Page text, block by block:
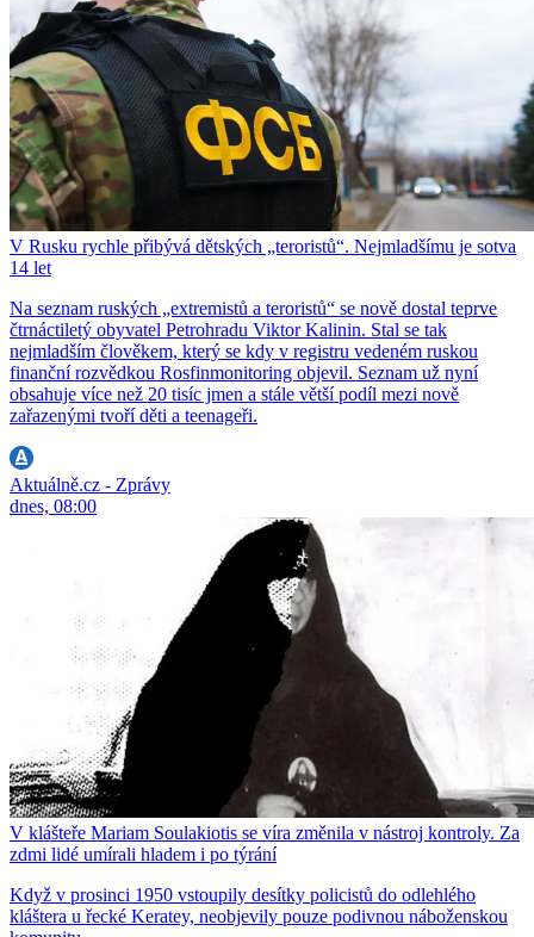
V Rusku rychle přibývá dětských „teroristů“. Nejmladšímu je sotva
14 let
Na seznam ruských „extremistů a teroristů“ se nově dostal teprve
čtrnáctiletý obyvatel Petrohradu Viktor Kalinin. Stal se tak
nejmladším člověkem, který se kdy v registru vedeném ruskou
finanční rozvědkou Rosfinmonitoring objevil. Seznam už nyní
obsahuje více než 20 tisíc jmen a stále větší podíl mezi nově
zařazenými tvoří děti a teenageři.
Aktuálně.cz - Zprávy
dnes, 08:00
V klášteře Mariam Soulakiotis se víra změnila v nástroj kontroly. Za
zdmi lidé umírali hladem i po týrání
Když v prosinci 1950 vstoupily desítky policistů do odlehlého
kláštera u řecké Keratey, neobjevily pouze podivnou náboženskou